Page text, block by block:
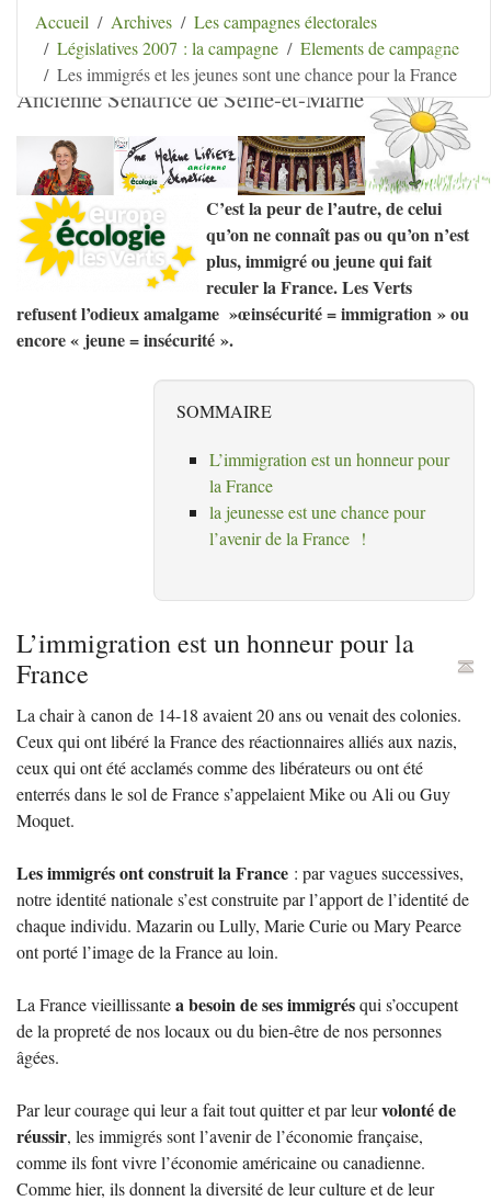
Aller au contenu | Aller au menu
Aller au menu
secondaire | Aller à la recherche
Hélène Lipietz
Ancienne Sénatrice de Seine-et-Marne
Accueil Archives
Les campagnes électorales
Législatives 2007 : la campagne
Elements de campagne
Les immigrés et les jeunes sont une chance pour la France
C’est la peur de l’autre, de celui
qu’on ne connaît pas ou qu’on n’est
plus, immigré ou jeune qui fait
reculer la France. Les Verts
refusent l’odieux amalgame »œinsécurité = immigration » ou
encore « jeune = insécurité ».
SOMMAIRE
L’immigration est un honneur pour
la France
la jeunesse est une chance pour
l’avenir de la France !
L’immigration est un honneur pour la
France
La chair à canon de 14-18 avaient 20 ans ou venait des colonies.
Ceux qui ont libéré la France des réactionnaires alliés aux nazis,
ceux qui ont été acclamés comme des libérateurs ou ont été
enterrés dans le sol de France s’appelaient Mike ou Ali ou Guy
Moquet.
Les immigrés ont construit la France : par vagues successives,
notre identité nationale s’est construite par l’apport de l’identité de
chaque individu. Mazarin ou Lully, Marie Curie ou Mary Pearce
ont porté l’image de la France au loin.
La France vieillissantea besoin de ses immigrésqui s’occupent
de la propreté de nos locaux ou du bien-être de nos personnes
âgées.
Par leur courage qui leur a fait tout quitter et par leurvolonté de
réussir, les immigrés sont l’avenir de l’économie française,
comme ils font vivre l’économie américaine ou canadienne.
Comme hier, ils donnent la diversité de leur culture et de leur